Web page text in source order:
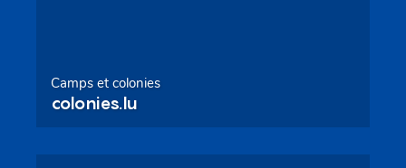
Camps et colonies
colonies.lu